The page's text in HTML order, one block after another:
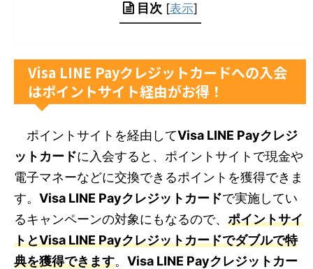
目次 [表示]
Visa LINE Payクレジットカードへの入会
はポイントサイト経由がお得！
ポイントサイトを経由してVisa LINE Payクレジ
ットカードに入会すると、ポイントサイトで現金や
電子マネーなどに交換できるポイントを獲得できま
す。 Visa LINE Payクレジットカードで実施してい
るキャンペーンの対象にもなるので、 ポイントサイ
トとVisa LINE Payクレジットカードでダブルで特
典を獲得できます。 Visa LINE Payクレジットカー